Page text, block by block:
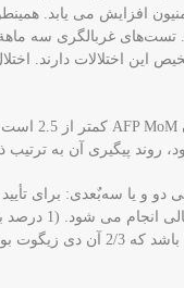
افزایش می یابد.
تست‌های غربالگری سه
تشخیص این اختلالات دارند.
دو و یا سه‌بٌعدی: برای
دوقلو بودن و یا